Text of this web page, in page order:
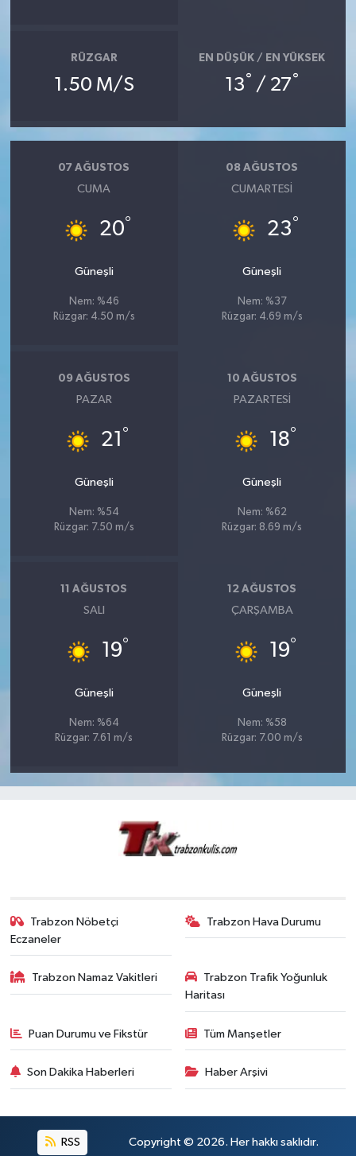
RÜZGAR
1.50 M/S
EN DÜŞÜK / EN YÜKSEK
13° / 27°
07 AĞUSTOS
CUMA
20°
Güneşli
Nem: %46
Rüzgar: 4.50 m/s
08 AĞUSTOS
CUMARTESI
23°
Güneşli
Nem: %37
Rüzgar: 4.69 m/s
09 AĞUSTOS
PAZAR
21 °
Güneşli
Nem: %54
Rüzgar: 7.50 m/s
10 AĞUSTOS
PAZARTESI
18°
Güneşli
Nem: %62
Rüzgar: 8.69 m/s
11 AĞUSTOS
SALI
19°
Güneşli
Nem: %64
Rüzgar: 7.61 m/s
12 AĞUSTOS
ÇARŞAMBA
19°
Güneşli
Nem: %58
Rüzgar: 7.00 m/s
Trabzon Nöbetçi
Eczaneler
Trabzon Hava Durumu
Trabzon Namaz Vakitleri
Trabzon Trafik Yoğunluk
Haritası
Puan Durumu ve Fikstür Tüm Manşetler
Son Dakika Haberleri Haber Arşivi
RSS Copyright © 2026. Her hakkı saklıdır.